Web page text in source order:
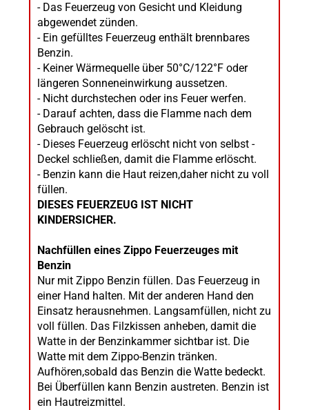
- Das Feuerzeug von Gesicht und Kleidung
abgewendet zünden.
- Ein gefülltes Feuerzeug enthält brennbares
Benzin.
- Keiner Wärmequelle über 50°C/122°F oder
längeren Sonneneinwirkung aussetzen.
- Nicht durchstechen oder ins Feuer werfen.
- Darauf achten, dass die Flamme nach dem
Gebrauch gelöscht ist.
- Dieses Feuerzeug erlöscht nicht von selbst -
Deckel schließen, damit die Flamme erlöscht.
- Benzin kann die Haut reizen,daher nicht zu voll
füllen.
DIESES FEUERZEUG IST NICHT
KINDERSICHER.
Nachfüllen eines Zippo Feuerzeuges mit
Benzin
Nur mit Zippo Benzin füllen. Das Feuerzeug in
einer Hand halten. Mit der anderen Hand den
Einsatz herausnehmen. Langsamfüllen, nicht zu
voll füllen. Das Filzkissen anheben, damit die
Watte in der Benzinkammer sichtbar ist. Die
Watte mit dem Zippo-Benzin tränken.
Aufhören,sobald das Benzin die Watte bedeckt.
Bei Überfüllen kann Benzin austreten. Benzin ist
ein Hautreizmittel.